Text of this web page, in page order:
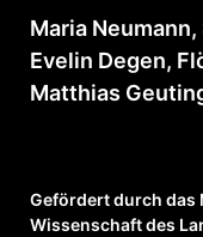
Maria
Evelin Degen,
Matthias
Gefördert durch
Wissenschaft des